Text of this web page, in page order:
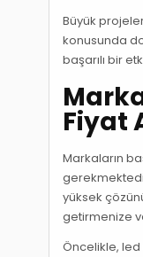
Büyük
konusunda
başarılı bir
Fiyat
Markaların
yüksek
getirmenize
Öncelikle, led